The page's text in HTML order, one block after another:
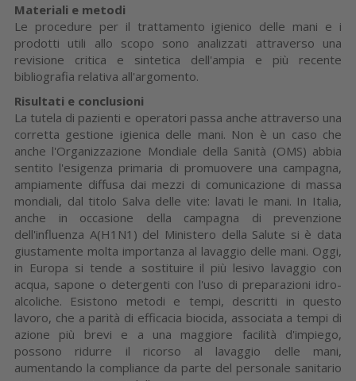
Materiali e metodi
Le procedure per il trattamento igienico delle mani e i
prodotti utili allo scopo sono analizzati attraverso una
revisione critica e sintetica dell'ampia e più recente
bibliografia relativa all'argomento.
Risultati e conclusioni
La tutela di pazienti e operatori passa anche attraverso una
corretta gestione igienica delle mani. Non è un caso che
anche l'Organizzazione Mondiale della Sanità (OMS) abbia
sentito l'esigenza primaria di promuovere una campagna,
ampiamente diffusa dai mezzi di comunicazione di massa
mondiali, dal titolo Salva delle vite: lavati le mani. In Italia,
anche in occasione della campagna di prevenzione
dell'influenza A(H1N1) del Ministero della Salute si è data
giustamente molta importanza al lavaggio delle mani. Oggi,
in Europa si tende a sostituire il più lesivo lavaggio con
acqua, sapone o detergenti con l'uso di preparazioni idro-
alcoliche. Esistono metodi e tempi, descritti in questo
lavoro, che a parità di efficacia biocida, associata a tempi di
azione più brevi e a una maggiore facilità d'impiego,
possono ridurre il ricorso al lavaggio delle mani,
aumentando la compliance da parte del personale sanitario